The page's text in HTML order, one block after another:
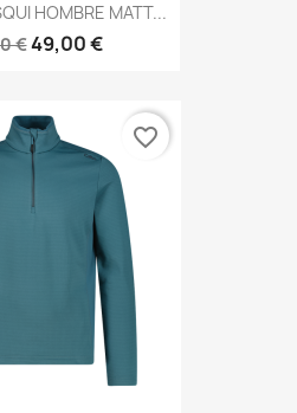
HOMBRE MATT...
€49,00 €
favorite_border